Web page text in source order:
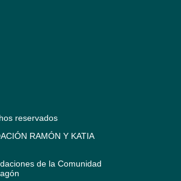
reservados
RAMÓN Y KATIA
de la Comunidad